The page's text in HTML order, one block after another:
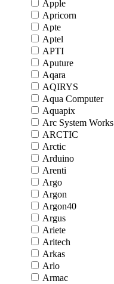
Apple
Apricorn
Apte
Aptel
APTI
Aputure
Aqara
AQIRYS
Aqua Computer
Aquapix
Arc System Works
ARCTIC
Arctic
Arduino
Arenti
Argo
Argon
Argon40
Argus
Ariete
Aritech
Arkas
Arlo
Armac